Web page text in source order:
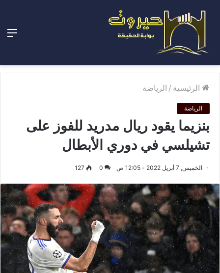
الرئيسية / الرياضة
الرياضة
بنزيما يقود ريال مدريد للفوز على
تشيلسي في دوري الأبطال
الخميس, 7 أبريل 2022 - 12:05 ص 0
127